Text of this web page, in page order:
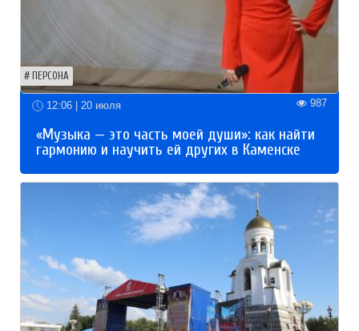
ПЕРСОНА
12:06 | 20 июля 987
«Музыка — это часть моей души»: как найти
гармонию и научить ей других в Каменске